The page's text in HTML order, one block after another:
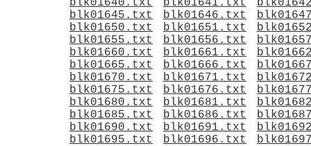
blk01640.txt
blk01641.txt
blk01645.txt
blk01646.txt
blk01650.txt
blk01651.txt
blk01655.txt
blk01656.txt
blk01660.txt
blk01661.txt
blk01665.txt
blk01666.txt
blk01670.txt
blk01671.txt
blk01675.txt
blk01676.txt
blk01680.txt
blk01681.txt
blk01685.txt
blk01686.txt
blk01690.txt
blk01691.txt
blk01695.txt
blk01696.txt